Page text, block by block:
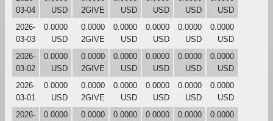
03-04
USD
2GIVE
USD
USD
USD
USD
2026-
03-03
0.0000
USD
0.0000
2GIVE
0.0000
USD
0.0000
USD
0.0000
USD
0.0000
USD
2026-
03-02
0.0000
USD
0.0000
2GIVE
0.0000
USD
0.0000
USD
0.0000
USD
0.0000
USD
2026-
03-01
0.0000
USD
0.0000
2GIVE
0.0000
USD
0.0000
USD
0.0000
USD
0.0000
USD
2026-
0.0000
0.0000
0.0000
0.0000
0.0000
0.0000